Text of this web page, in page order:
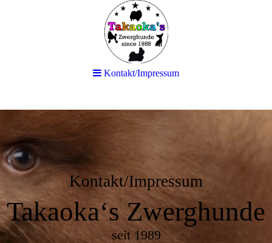
Kontakt/Impressum
Takaoka‘s Zwerghunde
seit 1989
Kontakt/Impressum